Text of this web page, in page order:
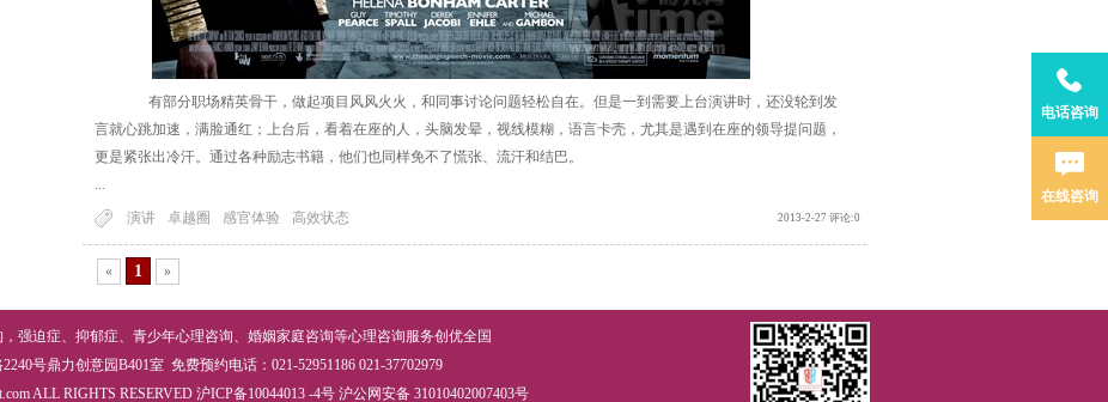
有部分职场精英骨干，做起项目风风火火，和同事讨论问题轻松自在。但是一到需要上台演讲时，还没轮到发
言就心跳加速，满脸通红；上台后，看着在座的人，头脑发晕，视线模糊，语言卡壳，尤其是遇到在座的领导提问题，
更是紧张出冷汗。通过各种励志书籍，他们也同样免不了慌张、流汗和结巴。
...
2013-2-27 评论:0
演讲 卓越圈 感官体验 高效状态
« 1 »
， 强迫症、 抑郁症、 青少年心理咨询、 婚姻家庭咨询等心理咨询服务创优全国
号鼎力创意园B401室 免费预约电话：021-52951186 021-37702979
ALL RIGHTS RESERVED 沪ICP备10044013 -4号 沪公网安备 31010402007403号
电话咨询
在线咨询